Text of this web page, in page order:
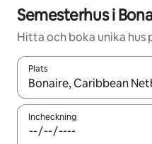
Semesterhus i
Hitta och boka unika hus
Plats
När resultaten är
Incheckning